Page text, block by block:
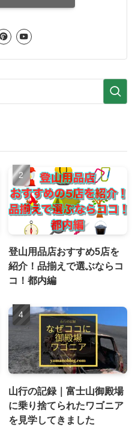
登山用品店おすすめ5店を
紹介！品揃えで選ぶならコ
コ！都内編
山行の記録｜富士山御殿場
に乗り捨てられたワゴニア
を見学してきました